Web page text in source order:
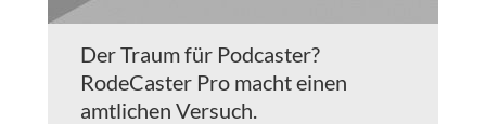
Der Traum für Podcaster?
RodeCaster Pro macht einen
amtlichen Versuch.